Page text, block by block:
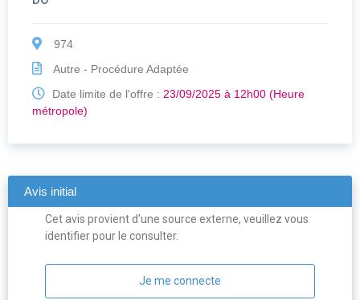
974
Autre - Procédure Adaptée
Date limite de l'offre : 23/09/2025 à 12h00 (Heure
métropole)
Avis initial
Cet avis provient d'une source externe, veuillez vous
identifier pour le consulter.
Je me connecte